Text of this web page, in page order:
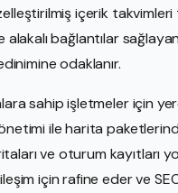
içerik
alakalı bağlantılar
odaklanır.
sahip işletmeler için
ile harita
ve oturum kayıtları
için rafine eder ve